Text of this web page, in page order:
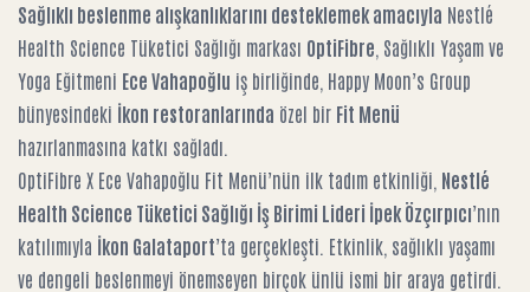
Sağlıklı beslenme alışkanlıklarını desteklemek amacıyla Nestlé
Health Science Tüketici Sağlığı markası OptiFibre , Sağlıklı Yaşam ve
Yoga Eğitmeni Ece Vahapoğlu iş birliğinde, Happy Moon’s Group
bünyesindeki İkon restoranlarında özel bir Fit Menü
hazırlanmasına katkı sağladı.
OptiFibre X Ece Vahapoğlu Fit Menü’nün ilk tadım etkinliği, Nestlé
Health Science Tüketici Sağlığı İş Birimi Lideri İpek Özçırpıcı’nın
katılımıyla İkon Galataport’ta gerçekleşti. Etkinlik, sağlıklı yaşamı
ve dengeli beslenmeyi önemseyen birçok ünlü ismi bir araya getirdi.